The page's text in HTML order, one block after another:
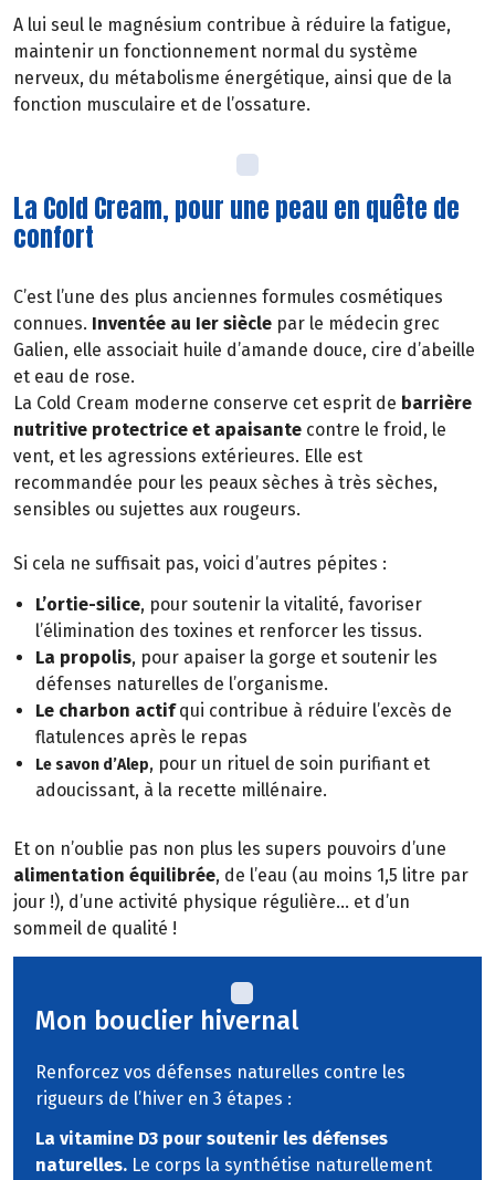
A lui seul le magnésium contribue à réduire la fatigue,
maintenir un fonctionnement normal du système
nerveux, du métabolisme énergétique, ainsi que de la
fonction musculaire et de l’ossature.
La Cold Cream, pour une peau en quête de
confort
C’est l’une des plus anciennes formules cosmétiques
connues. Inventée au Ier siècle par le médecin grec
Galien, elle associait huile d’amande douce, cire d’abeille
et eau de rose.
La Cold Cream moderne conserve cet esprit de barrière
nutritive protectrice et apaisante contre le froid, le
vent, et les agressions extérieures. Elle est
recommandée pour les peaux sèches à très sèches,
sensibles ou sujettes aux rougeurs.
Si cela ne suffisait pas, voici d’autres pépites :
L’ortie-silice, pour soutenir la vitalité, favoriser
l’élimination des toxines et renforcer les tissus.
La propolis, pour apaiser la gorge et soutenir les
défenses naturelles de l’organisme.
Le charbon actifqui contribue à réduire l’excès de
flatulences après le repas
Le savon d’Alep, pour un rituel de soin purifiant et
adoucissant, à la recette millénaire.
Et on n’oublie pas non plus les supers pouvoirs d’une
alimentation équilibrée, de l’eau (au moins 1,5 litre par
jour !), d’une activité physique régulière… et d’un
sommeil de qualité !
Mon bouclier hivernal
Renforcez vos défenses naturelles contre les
rigueurs de l’hiver en 3 étapes :
La vitamine D3 pour soutenir les défenses
naturelles. Le corps la synthétise naturellement